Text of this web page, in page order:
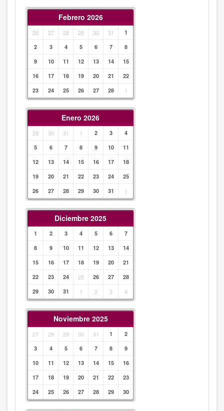
Febrero 2026
26 27 28 29 30 31
1
2
3 4 5 6 7
8
9
10 11 12 13 14
15
16
17 18 19 20 21
22
23
24 25 26 27 28 1
Enero 2026
29 30 31 1 2 3
4
5
6 7 8 9 10
11
12
13 14 15 16 17
18
19
20 21 22 23 24
25
26
27 28 29 30 31 1
Diciembre 2025
1 2 3 4 5 6
7
8
9 10 11 12 13
14
15
16 17 18 19 20
21
22
23 24 25 26 27
28
29
30 31 1 2 3 4
Noviembre 2025
27 29 29 30 31 1
2
3
4 5 6 7 8
9
10
11 12 13 14 15
16
17
18 19 20 21 22
23
24
25 26 27 28 29 30